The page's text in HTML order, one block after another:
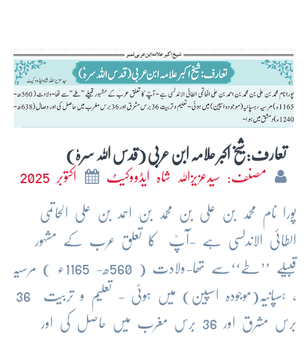
تعارف: شیخ اکبر علامہ ابن عربی (قدس اللہ سرہٗ)
مصنف: سیدعزیزاللہ شاہ ایڈووکیٹ اکتوبر 2025
پورا نام محمد بن علی بن محمد بن احمد بن علی الحاتمی
الطائی الاندلسی ہے -آپؒ کا تعلق عرب کے مشہور
قبیلے ’’طے‘‘سے تھا-ولادت ( 560ھ- 1165ء ) مرسیہ
، ہسپانیہ(موجودہ اسپین) میں ہوئی - تعلیم و تربیت 36
برس مشرق اور 36 برس مغرب میں حاصل کی اور